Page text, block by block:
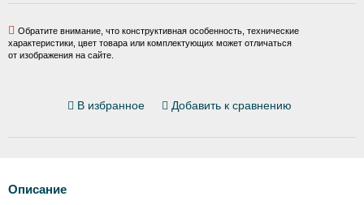
В избранное Добавить к сравнению
Обратите внимание, что конструктивная особенность, технические
характеристики, цвет товара или комплектующих может отличаться
от изображения на сайте.
Описание